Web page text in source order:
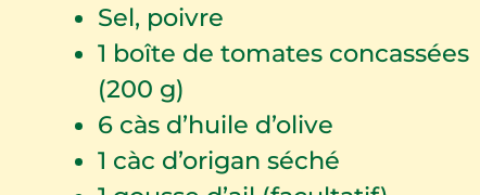
Sel, poivre
1 boîte de tomates concassées
(200 g)
6càs d’huile d’olive
1 càc d’origan séché